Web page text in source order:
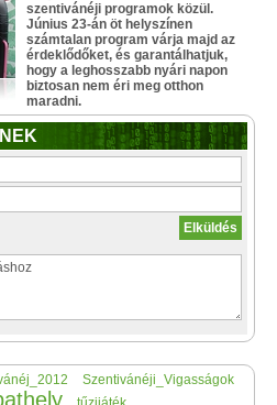
szentivánéji programok közül.
Június 23-án öt helyszínen
számtalan program várja majd az
érdeklődőket, és garantálhatjuk,
hogy a leghosszabb nyári napon
biztosan nem éri meg otthon
maradni.
Szentivánéji_Vigasságok